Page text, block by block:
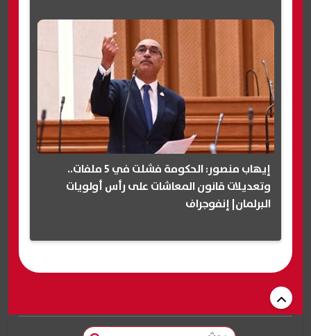
إيهاب منصور: الحكومة فشلت في 5 ملفات..
وتعديلات قانون المعاشات على رأس أولويات
البرلمان| إنفوجراف